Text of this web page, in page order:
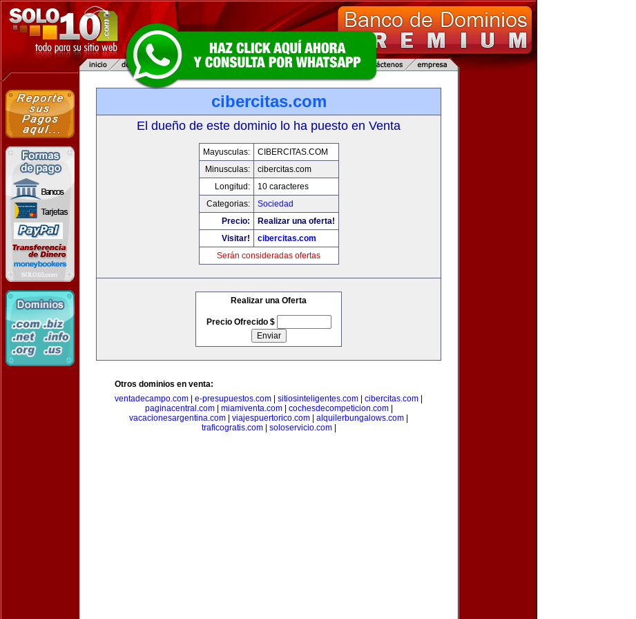
cibercitas.com
El dueño de este dominio lo ha puesto en Venta
Mayusculas:
CIBERCITAS.COM
Minusculas:
cibercitas.com
Longitud:
10 caracteres
Categorias:
Sociedad
Precio:
Realizar una oferta!
Visitar!
cibercitas.com
Serán consideradas ofertas
Realizar una Oferta
Precio Ofrecido $
Otros dominios en venta:
ventadecampo.com
e-presupuestos.com sitiosinteligentes.com cibercitas.com
paginacentral.com| miamiventa.com| cochesdecompeticion.com|
vacacionesargentina.com
viajespuertorico.com alquilerbungalows.com
traficogratis.com| soloservicio.com|